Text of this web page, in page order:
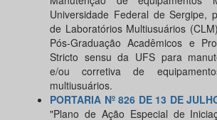
Universidade Federal de Sergipe,
de Laboratórios Multiusuários
Pós-Graduação Acadêmicos e
Stricto sensu da UFS para
e/ou corretiva de
multiusuários.
PORTARIA Nº 826 DE 13 DE
"Plano de Ação Especial de